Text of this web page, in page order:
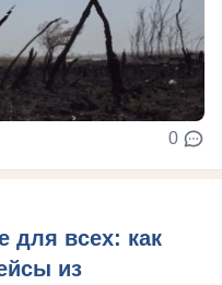
0
для всех: как
из